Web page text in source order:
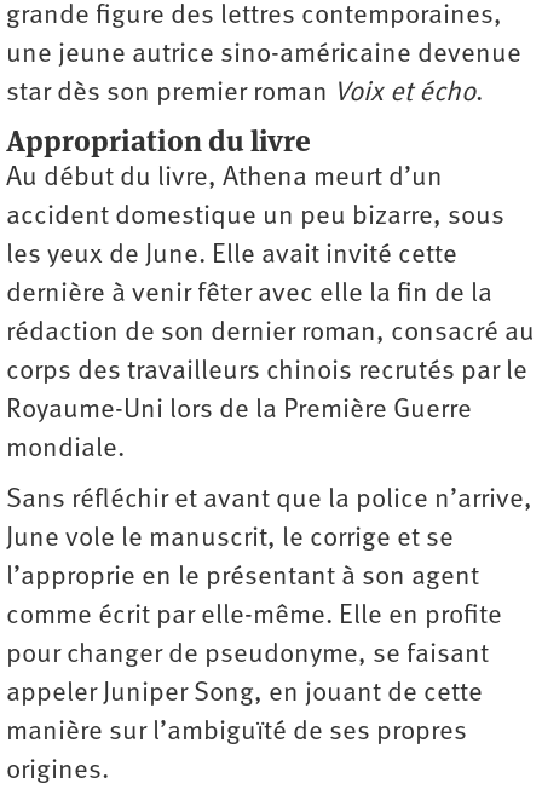
grande figure des lettres contemporaines,
une jeune autrice sino-américaine devenue
star dès son premier roman Voix et écho.
Appropriation du livre
Au début du livre, Athena meurt d’un
accident domestique un peu bizarre, sous
les yeux de June. Elle avait invité cette
dernière à venir fêter avec elle la fin de la
rédaction de son dernier roman, consacré au
corps des travailleurs chinois recrutés par le
Royaume-Uni lors de la Première Guerre
mondiale.
Sans réfléchir et avant que la police n’arrive,
June vole le manuscrit, le corrige et se
l’approprie en le présentant à son agent
comme écrit par elle-même. Elle en profite
pour changer de pseudonyme, se faisant
appeler Juniper Song, en jouant de cette
manière sur l’ambiguïté de ses propres
origines.